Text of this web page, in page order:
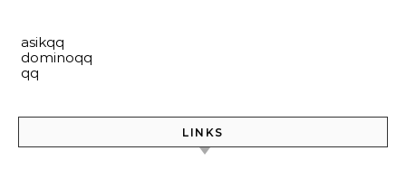
asikqq
dominoqq
qq
LINKS